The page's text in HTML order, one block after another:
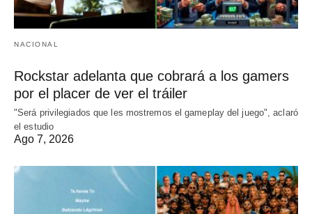
NACIONAL
Rockstar adelanta que cobrará a los gamers
por el placer de ver el tráiler
"Será privilegiados que les mostremos el gameplay del juego", aclaró
el estudio
Ago 7, 2026